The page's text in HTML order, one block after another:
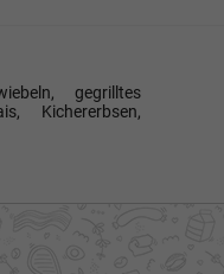
gegrilltes
Kichererbsen,